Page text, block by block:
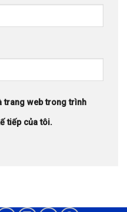
trang web trong trình
tiếp của tôi.